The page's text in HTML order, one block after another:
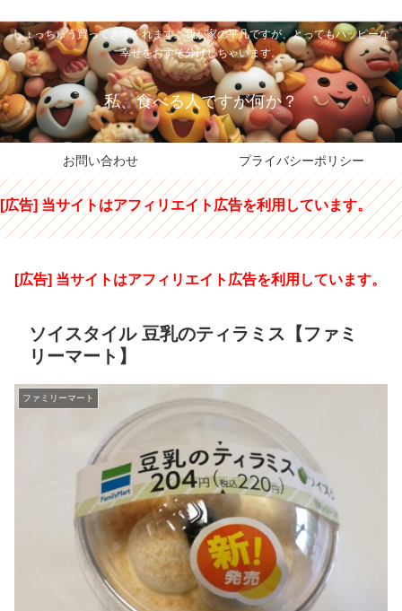
しょっちゅう買ってきてくれます。我が家の平凡ですが、とってもハッピーな
幸せをおすそ分けしちゃいます。
私、食べる人ですが何か？
お問い合わせ プライバシーポリシー
[広告] 当サイトはアフィリエイト広告を利用しています。
[広告] 当サイトはアフィリエイト広告を利用しています。
ソイスタイル 豆乳のティラミス【ファミ
リーマート】
ファミリーマート